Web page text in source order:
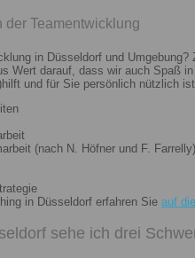
der Teamentwicklung
in Düsseldorf und
Wert darauf, dass wir auch Spaß
und für Sie persönlich nützlich
(nach N. Höfner und F.
in Düsseldorf erfahren Sie auf
sehe ich drei